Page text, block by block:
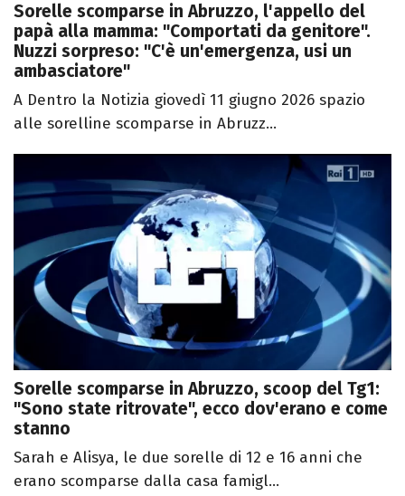
Sorelle scomparse in Abruzzo, l'appello del
papà alla mamma: "Comportati da genitore".
Nuzzi sorpreso: "C'è un'emergenza, usi un
ambasciatore"
A Dentro la Notizia giovedì 11 giugno 2026 spazio
alle sorelline scomparse in Abruzz...
Sorelle scomparse in Abruzzo, scoop del Tg1:
"Sono state ritrovate", ecco dov'erano e come
stanno
Sarah e Alisya, le due sorelle di 12 e 16 anni che
erano scomparse dalla casa famigl...